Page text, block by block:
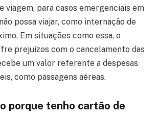
viagem, para casos emergenciais em
possa viajar, como internação de
Em situações como essa, o
prejuízos com o cancelamento das
um valor referente a despesas
como passagens aéreas.
porque tenho cartão de